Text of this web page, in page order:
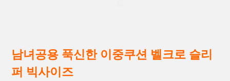
남녀공용 푹신한 이중쿠션 벨크로 슬리
퍼 빅사이즈